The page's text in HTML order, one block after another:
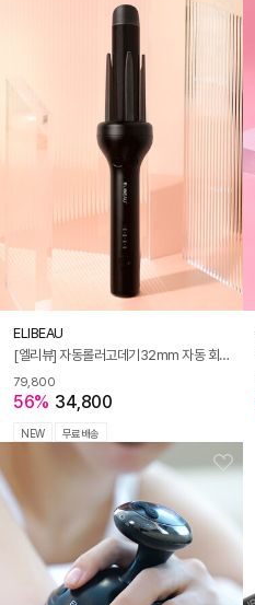
ELIBEAU
[엘리뷰] 자동롤러고데기32mm 자동 회전 봉고데기 여신 웨이브 볼륨 아이롱 오토 롤링 고대기
79,800
56% 34,800
NEW 무료배송